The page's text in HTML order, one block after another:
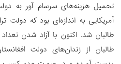
تحمیل هزینه­‌های سرسام­ آور به
آمریکایی به اندازه‌ای بود که دولت
طالبان از زندان‌های دولت